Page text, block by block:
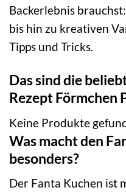
Backerlebnis
bis hin zu kreativen
Tipps und Tricks.
Das sind die
Rezept Förmchen
Keine Produkte
Was macht den
besonders?
Der Fanta Kuchen ist